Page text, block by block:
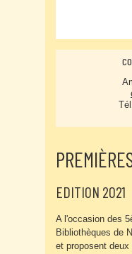
EDITION 2021
A l'occasion des
Bibliothèques de
et proposent